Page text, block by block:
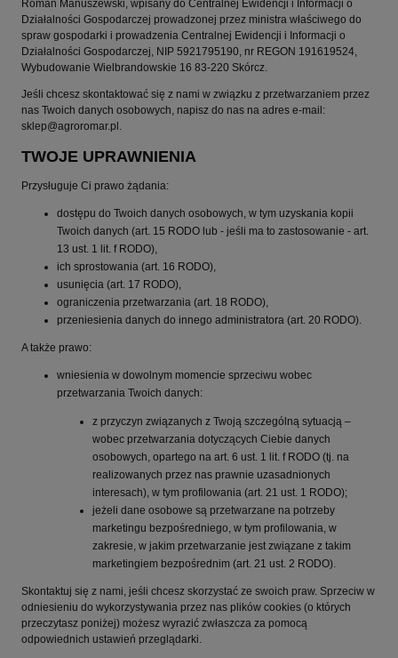
Roman Manuszewski, wpisany do Centralnej Ewidencji i Informacji o
Działalności Gospodarczej prowadzonej przez ministra właściwego do
spraw gospodarki i prowadzenia Centralnej Ewidencji i Informacji o
Działalności Gospodarczej, NIP 5921795190, nr REGON 191619524,
Wybudowanie Wielbrandowskie 16 83-220 Skórcz.
Jeśli chcesz skontaktować się z nami w związku z przetwarzaniem przez
nas Twoich danych osobowych, napisz do nas na adres e-mail:
sklep@agroromar.pl.
TWOJE UPRAWNIENIA
Przysługuje Ci prawo żądania:
dostępu do Twoich danych osobowych, w tym uzyskania kopii
Twoich danych (art. 15 RODO lub - jeśli ma to zastosowanie - art.
13 ust. 1 lit. f RODO),
ich sprostowania (art. 16 RODO),
usunięcia (art. 17 RODO),
ograniczenia przetwarzania (art. 18 RODO),
przeniesienia danych do innego administratora (art. 20 RODO).
A także prawo:
wniesienia w dowolnym momencie sprzeciwu wobec
przetwarzania Twoich danych:
z przyczyn związanych z Twoją szczególną sytuacją –
wobec przetwarzania dotyczących Ciebie danych
osobowych, opartego na art. 6 ust. 1 lit. f RODO (tj. na
realizowanych przez nas prawnie uzasadnionych
interesach), w tym profilowania (art. 21 ust. 1 RODO);
jeżeli dane osobowe są przetwarzane na potrzeby
marketingu bezpośredniego, w tym profilowania, w
zakresie, w jakim przetwarzanie jest związane z takim
marketingiem bezpośrednim (art. 21 ust. 2 RODO).
Skontaktuj się z nami, jeśli chcesz skorzystać ze swoich praw. Sprzeciw w
odniesieniu do wykorzystywania przez nas plików cookies (o których
przeczytasz poniżej) możesz wyrazić zwłaszcza za pomocą
odpowiednich ustawień przeglądarki.